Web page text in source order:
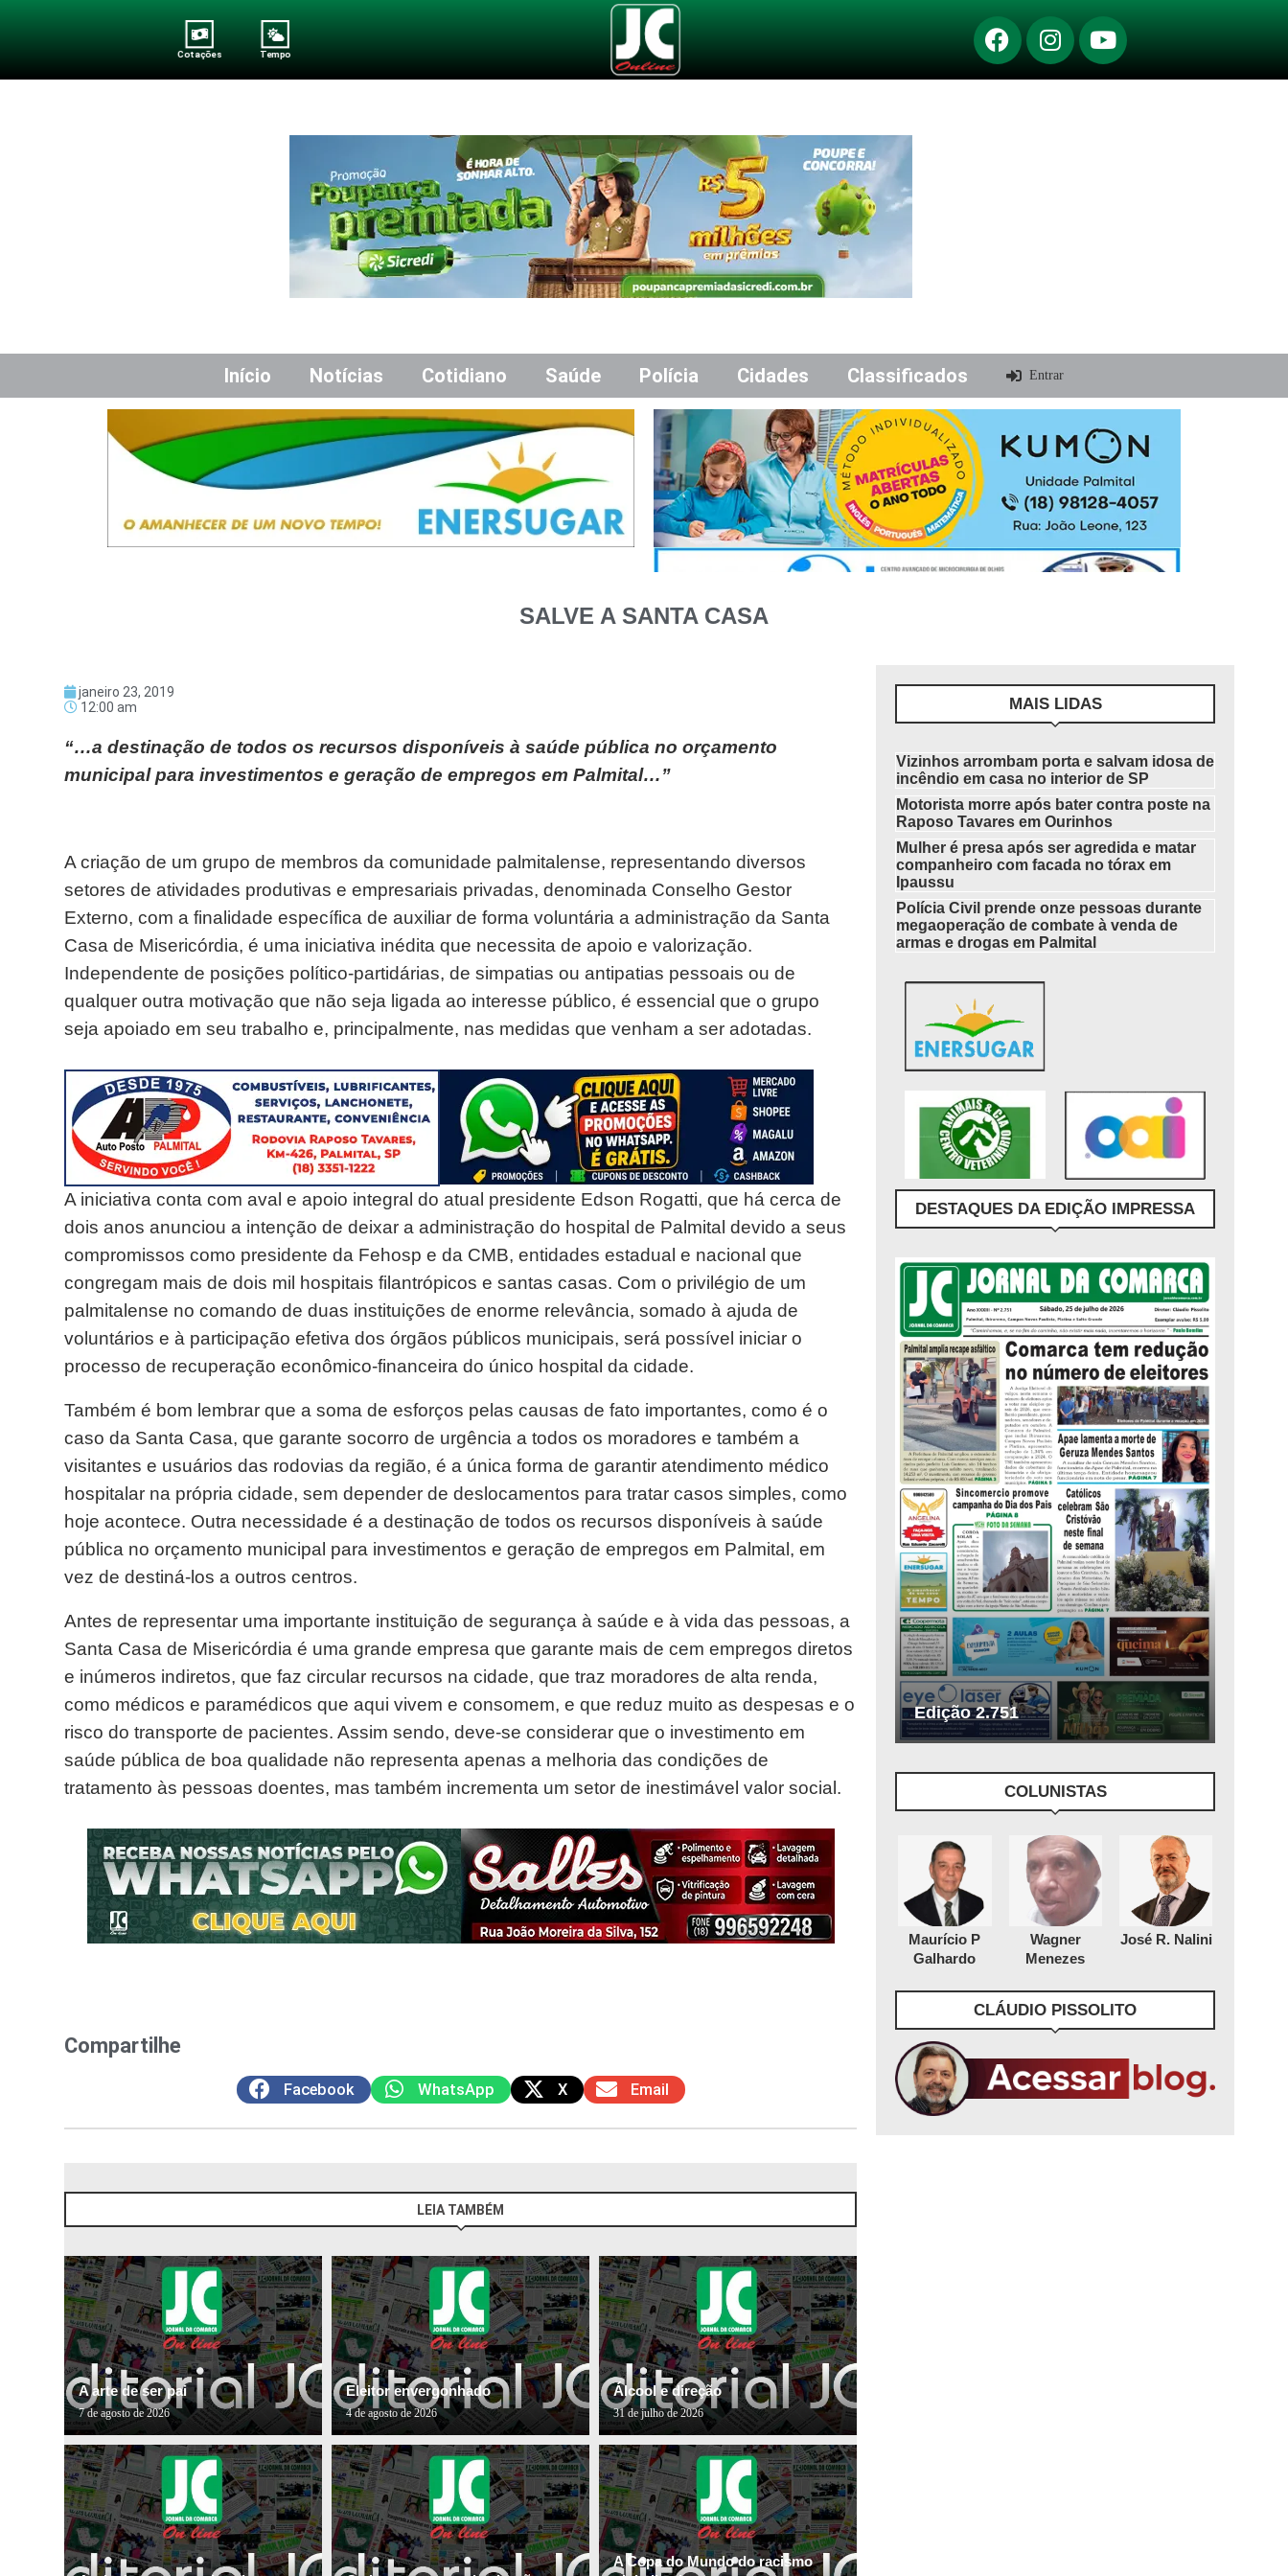
Cotações Tempo
Início Notícias Cotidiano Saúde Polícia Cidades Classificados Entrar
SALVE A SANTA CASA
janeiro 23, 2019
12:00 am
“…a destinação de todos os recursos disponíveis à saúde pública no orçamento
municipal para investimentos e geração de empregos em Palmital…”
A criação de um grupo de membros da comunidade palmitalense, representando diversos
setores de atividades produtivas e empresariais privadas, denominada Conselho Gestor
Externo, com a finalidade específica de auxiliar de forma voluntária a administração da Santa
Casa de Misericórdia, é uma iniciativa inédita que necessita de apoio e valorização.
Independente de posições político-partidárias, de simpatias ou antipatias pessoais ou de
qualquer outra motivação que não seja ligada ao interesse público, é essencial que o grupo
seja apoiado em seu trabalho e, principalmente, nas medidas que venham a ser adotadas.
A iniciativa conta com aval e apoio integral do atual presidente Edson Rogatti, que há cerca de
dois anos anunciou a intenção de deixar a administração do hospital de Palmital devido a seus
compromissos como presidente da Fehosp e da CMB, entidades estadual e nacional que
congregam mais de dois mil hospitais filantrópicos e santas casas. Com o privilégio de um
palmitalense no comando de duas instituições de enorme relevância, somado à ajuda de
voluntários e à participação efetiva dos órgãos públicos municipais, será possível iniciar o
processo de recuperação econômico-financeira do único hospital da cidade.
Também é bom lembrar que a soma de esforços pelas causas de fato importantes, como é o
caso da Santa Casa, que garante socorro de urgência a todos os moradores e também a
visitantes e usuários das rodovias da região, é a única forma de garantir atendimento médico
hospitalar na própria cidade, sem depender de deslocamentos para tratar casos simples, como
hoje acontece. Outra necessidade é a destinação de todos os recursos disponíveis à saúde
pública no orçamento municipal para investimentos e geração de empregos em Palmital, em
vez de destiná-los a outros centros.
Antes de representar uma importante instituição de segurança à saúde e à vida das pessoas, a
Santa Casa de Misericórdia é uma grande empresa que garante mais de cem empregos diretos
e inúmeros indiretos, que faz circular recursos na cidade, que traz moradores de alta renda,
como médicos e paramédicos que aqui vivem e consomem, e que reduz muito as despesas e o
risco do transporte de pacientes. Assim sendo, deve-se considerar que o investimento em
saúde pública de boa qualidade não representa apenas a melhoria das condições de
tratamento às pessoas doentes, mas também incrementa um setor de inestimável valor social.
Compartilhe
Facebook WhatsApp X Email
LEIA TAMBÉM
A arte de ser pai
7 de agosto de 2026
Eleitor envergonhado
4 de agosto de 2026
Álcool e direção
31 de julho de 2026
A Copa do Mundo do racismo
MAIS LIDAS
Vizinhos arrombam porta e salvam idosa de
incêndio em casa no interior de SP
Motorista morre após bater contra poste na
Raposo Tavares em Ourinhos
Mulher é presa após ser agredida e matar
companheiro com facada no tórax em
Ipaussu
Polícia Civil prende onze pessoas durante
megaoperação de combate à venda de
armas e drogas em Palmital
DESTAQUES DA EDIÇÃO IMPRESSA
Edição 2.751
COLUNISTAS
Maurício P
Galhardo
Wagner
Menezes
José R. Nalini
CLÁUDIO PISSOLITO